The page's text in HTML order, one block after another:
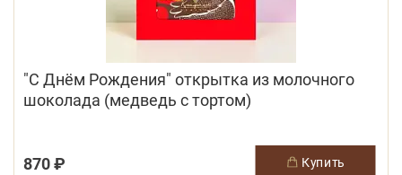
"С Днём Рождения" открытка из молочного
шоколада (медведь с тортом)
870 ₽ купить